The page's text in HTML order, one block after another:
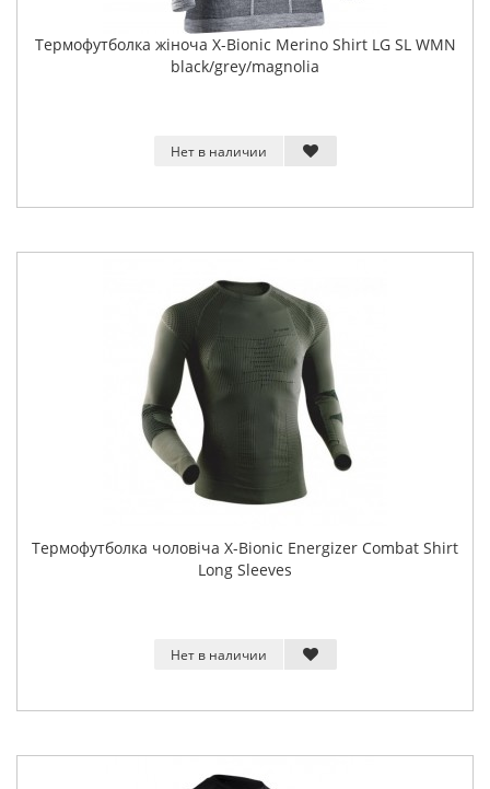
Термофутболка жіноча X-Bionic Merino Shirt LG SL WMN
black/grey/magnolia
Нет в наличии
Термофутболка чоловіча X-Bionic Energizer Combat Shirt
Long Sleeves
Нет в наличии